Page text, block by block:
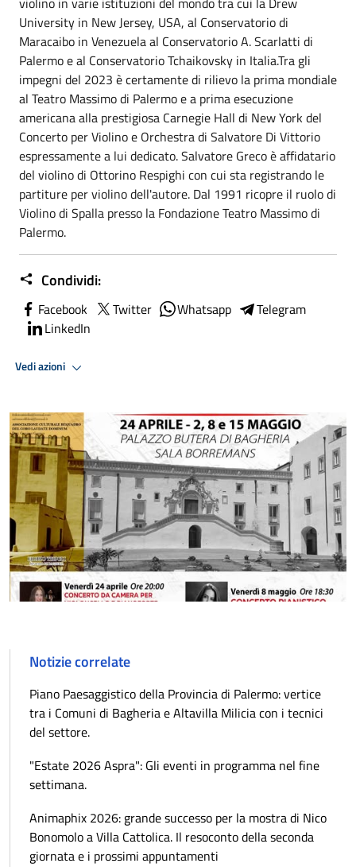
University in New Jersey, USA, al Conservatorio di
Maracaibo in Venezuela al Conservatorio A. Scarlatti di
Palermo e al Conservatorio Tchaikovsky in Italia.Tra gli
impegni del 2023 è certamente di rilievo la prima mondiale
al Teatro Massimo di Palermo e a prima esecuzione
americana alla prestigiosa Carnegie Hall di New York del
Concerto per Violino e Orchestra di Salvatore Di Vittorio
espressamente a lui dedicato. Salvatore Greco è affidatario
del violino di Ottorino Respighi con cui sta registrando le
partiture per violino dell'autore. Dal 1991 ricopre il ruolo di
Violino di Spalla presso la Fondazione Teatro Massimo di
Palermo.
Condividi:
Facebook Twitter Whatsapp
Telegram
LinkedIn
Vedi azioni
Notizie correlate
Piano Paesaggistico della Provincia di Palermo: vertice
tra i Comuni di Bagheria e Altavilla Milicia con i tecnici
del settore.
"Estate 2026 Aspra": Gli eventi in programma nel fine
settimana.
Animaphix 2026: grande successo per la mostra di Nico
Bonomolo a Villa Cattolica. Il resoconto della seconda
giornata e i prossimi appuntamenti